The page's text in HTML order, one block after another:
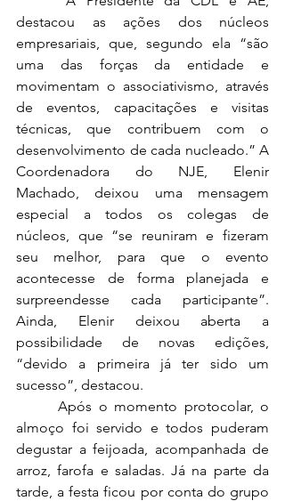
destacou as ações dos núcleos
empresariais, que, segundo ela “são
uma das forças da entidade e
movimentam o associativismo, através
de eventos, capacitações e visitas
técnicas, que contribuem com o
desenvolvimento de cada nucleado.” A
Coordenadora do NJE, Elenir
Machado, deixou uma mensagem
especial a todos os colegas de
núcleos, que “se reuniram e fizeram
seu melhor, para que o evento
acontecesse de forma planejada e
surpreendesse cada participante”.
Ainda, Elenir deixou aberta a
possibilidade de novas edições,
“devido a primeira já ter sido um
sucesso”, destacou.
almoço foi servido e todos puderam
degustar a feijoada, acompanhada de
arroz, farofa e saladas. Já na parte da
tarde, a festa ficou por conta do grupo